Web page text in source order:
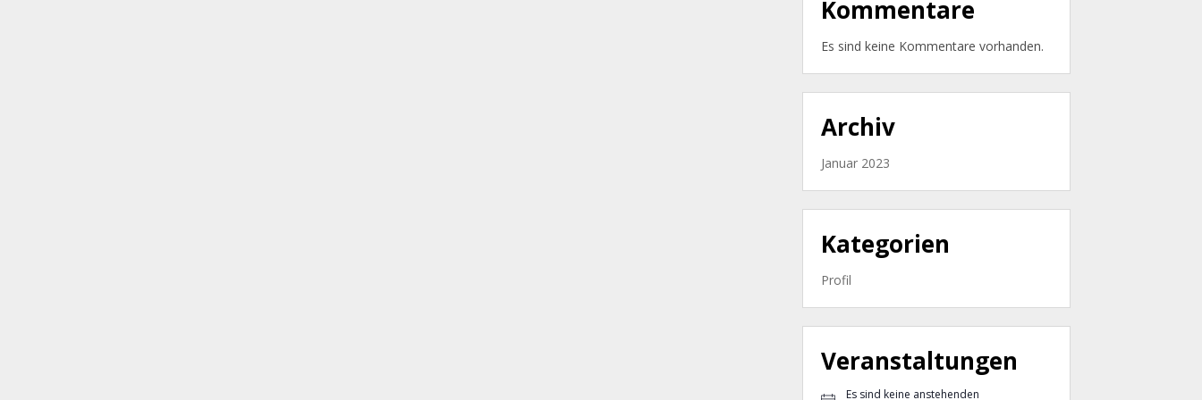
Kommentare
Es sind keine Kommentare vorhanden.
Archiv
Januar 2023
Kategorien
Profil
Veranstaltungen
Es sind keine anstehenden